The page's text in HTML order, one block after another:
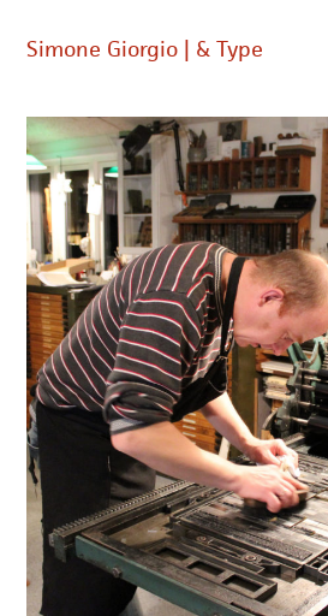
Simone Giorgio | & Type